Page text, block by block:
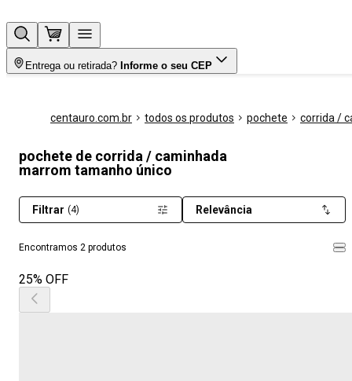
Entrega ou retirada? Informe o seu CEP
centauro.com.br todos os produtos pochete corrida /
pochete de corrida / caminhada
marrom tamanho único
Encontramos 2 produtos
Filtrar (4) Relevância
25% OFF